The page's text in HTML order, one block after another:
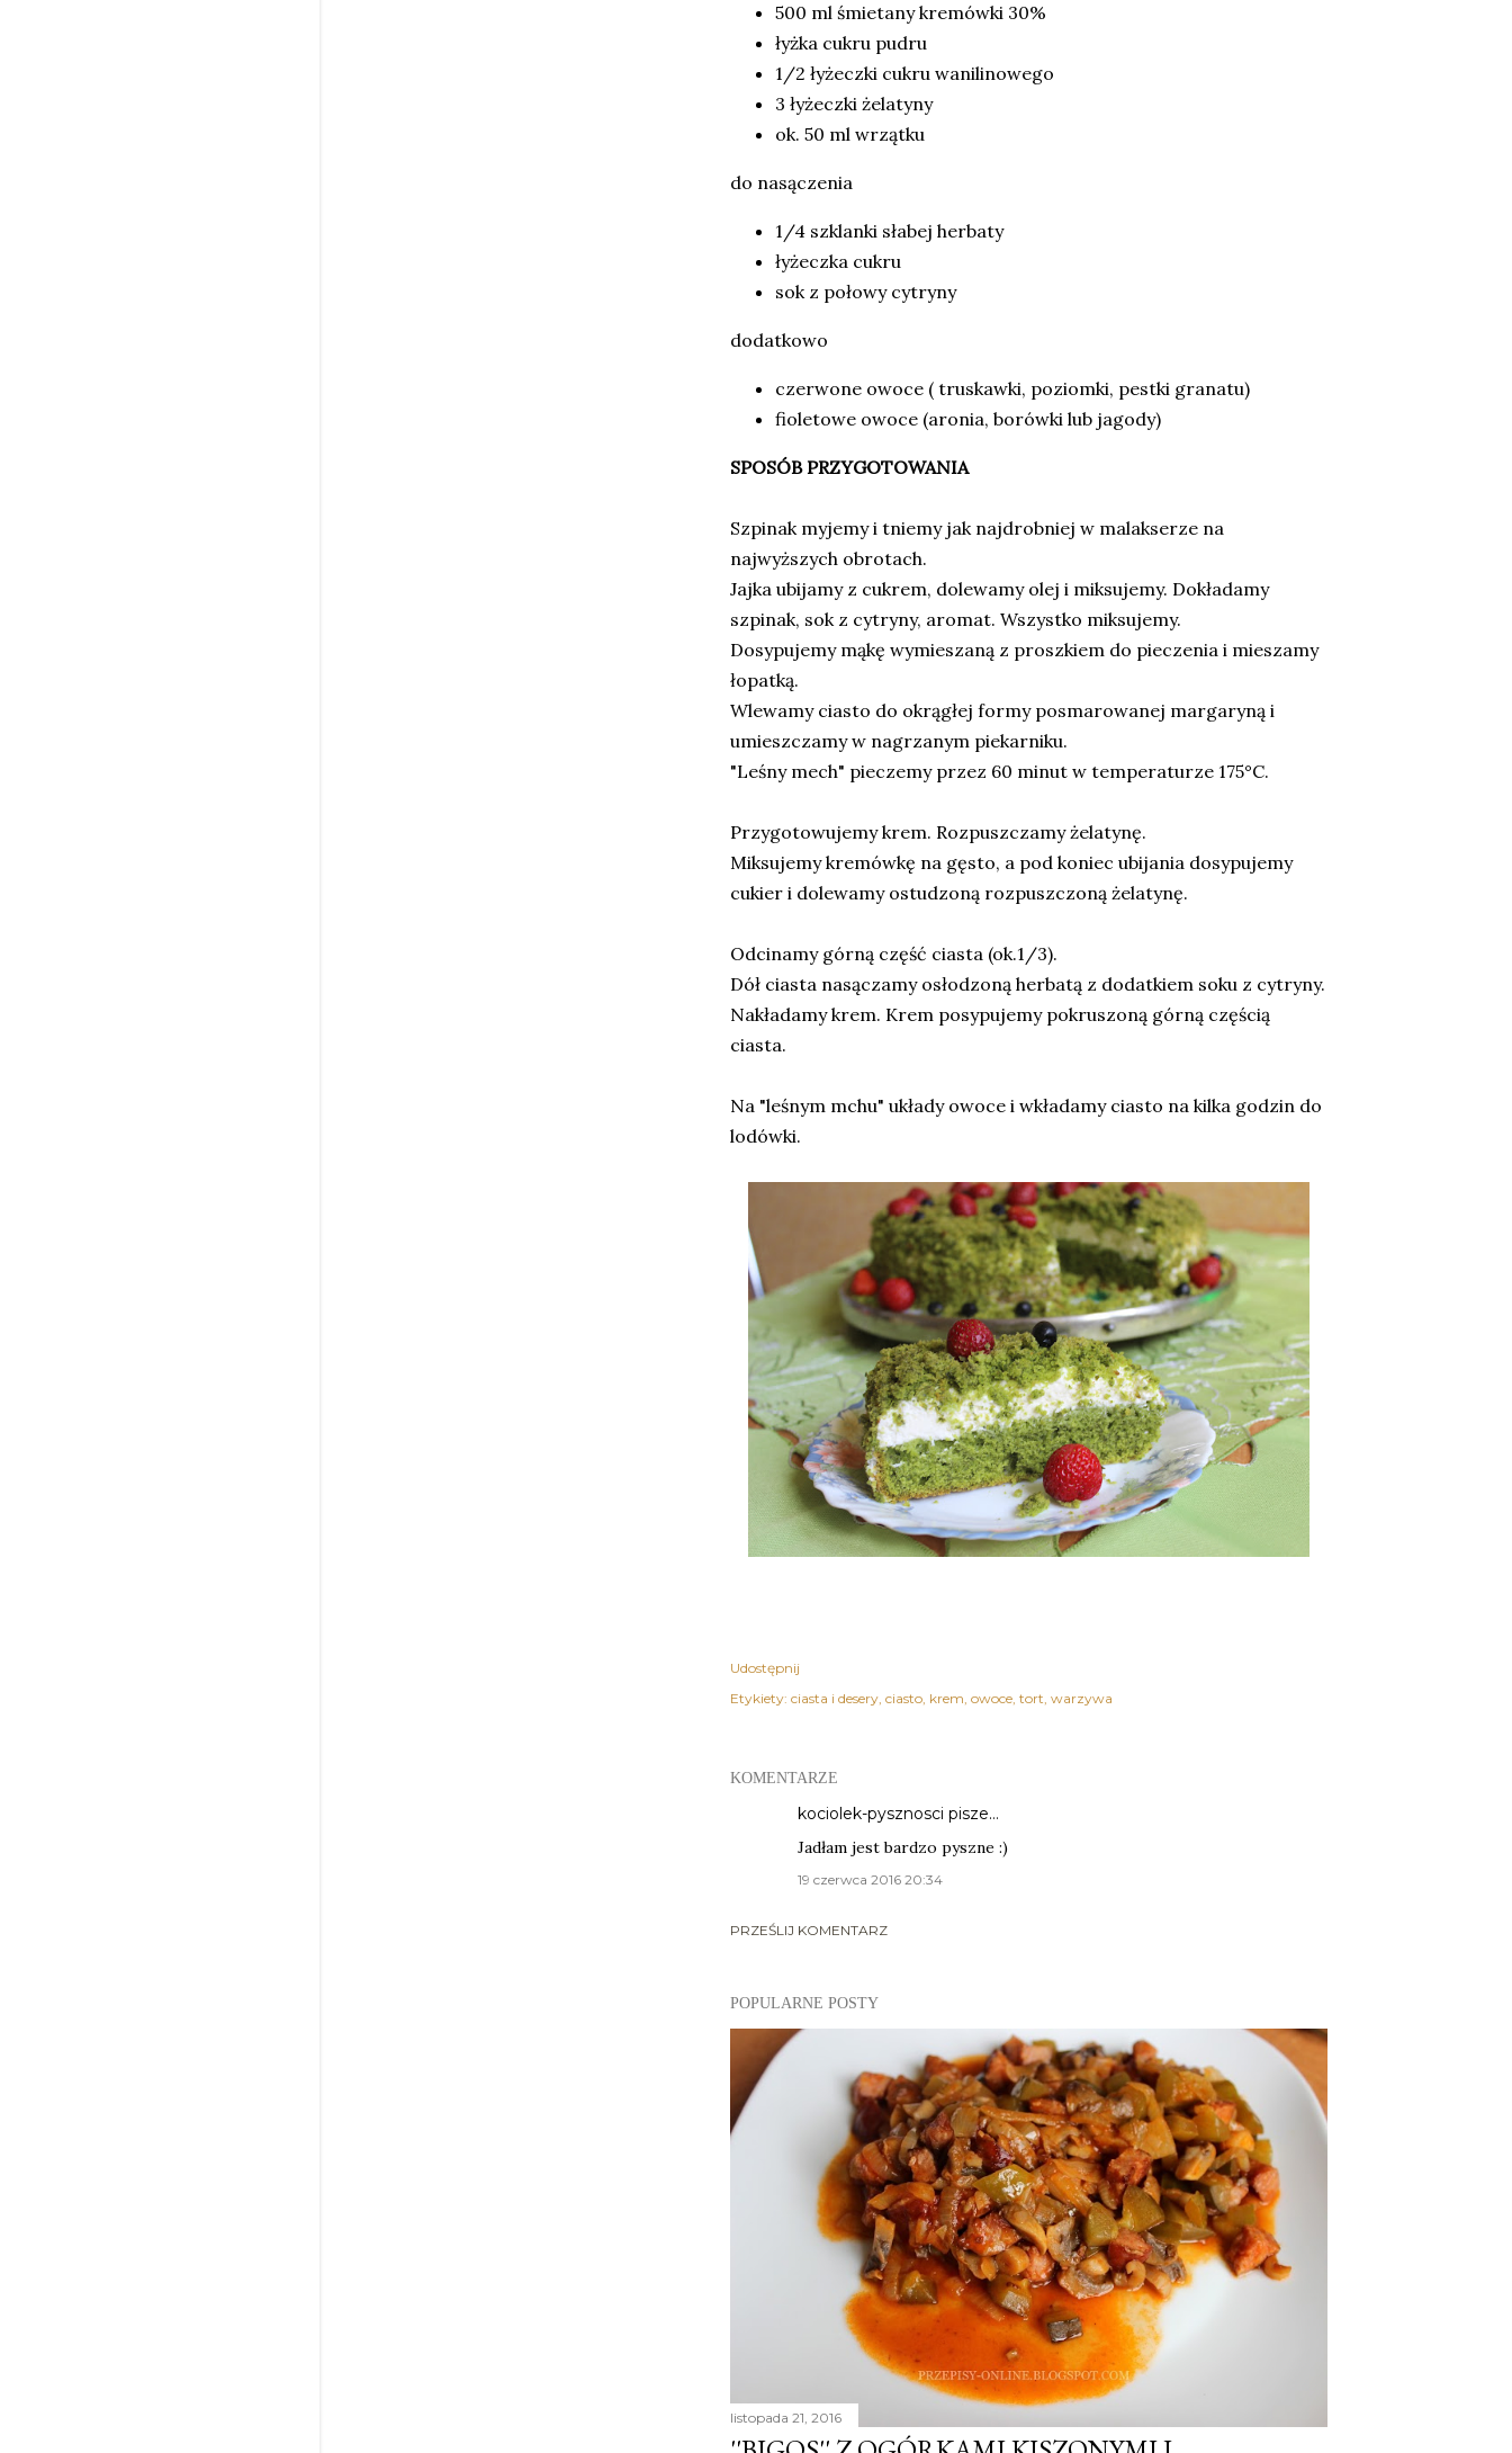
500 ml śmietany kremówki 30%
łyżka cukru pudru
1/2 łyżeczki cukru wanilinowego
3 łyżeczki żelatyny
ok. 50 ml wrzątku
do nasączenia
1/4 szklanki słabej herbaty
łyżeczka cukru
sok z połowy cytryny
dodatkowo
czerwone owoce ( truskawki, poziomki, pestki granatu)
fioletowe owoce (aronia, borówki lub jagody)
SPOSÓB PRZYGOTOWANIA
Szpinak myjemy i tniemy jak najdrobniej w malakserze na
najwyższych obrotach.
Jajka ubijamy z cukrem, dolewamy olej i miksujemy. Dokładamy
szpinak, sok z cytryny, aromat. Wszystko miksujemy.
Dosypujemy mąkę wymieszaną z proszkiem do pieczenia i mieszamy
łopatką.
Wlewamy ciasto do okrągłej formy posmarowanej margaryną i
umieszczamy w nagrzanym piekarniku.
"Leśny mech" pieczemy przez 60 minut w temperaturze 175°C.
Przygotowujemy krem. Rozpuszczamy żelatynę.
Miksujemy kremówkę na gęsto, a pod koniec ubijania dosypujemy
cukier i dolewamy ostudzoną rozpuszczoną żelatynę.
Odcinamy górną część ciasta (ok.1/3).
Dół ciasta nasączamy osłodzoną herbatą z dodatkiem soku z cytryny.
Nakładamy krem. Krem posypujemy pokruszoną górną częścią
ciasta.
Na "leśnym mchu" układy owoce i wkładamy ciasto na kilka godzin do
lodówki.
Udostępnij
Etykiety: ciasta i desery ciasto krem owoce tort warzywa
KOMENTARZE
kociolek-pysznosci pisze…
Jadłam jest bardzo pyszne :)
19 czerwca 2016 20:34
PRZEŚLIJ KOMENTARZ
POPULARNE POSTY
listopada 21, 2016